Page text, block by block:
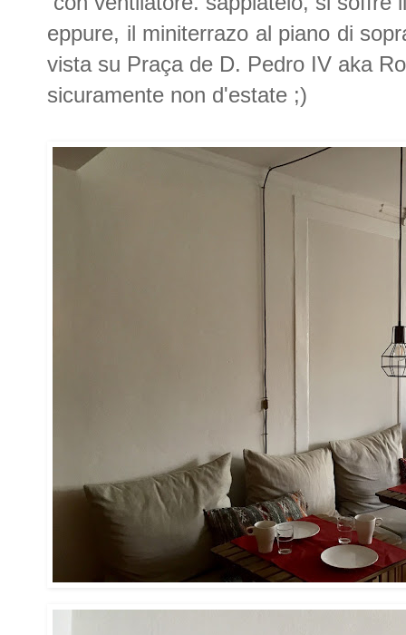
eppure, il miniterrazo al piano di
vista su Praça de D. Pedro IV aka
sicuramente non d'estate ;)